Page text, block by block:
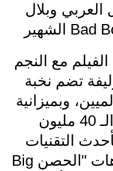
وبلال
مع النجم
تضم نخبة
وبميزانية
إنتاجية ضخمة تجاوزت الـ 40 مليون
التقنيات
العالمية داخل استوديوهات "الحصن Big